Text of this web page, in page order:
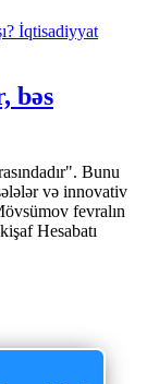
İqtisadiyyat
bəs
Bunu
və innovativ
fevralın
Hesabatı